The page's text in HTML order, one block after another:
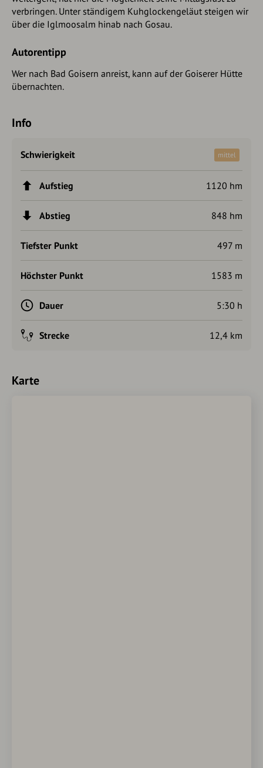
verbringen. Unter ständigem Kuhglockengeläut steigen wir
über die Iglmoosalm hinab nach Gosau.
Autorentipp
Wer nach Bad Goisern anreist, kann auf der Goiserer Hütte
übernachten.
Info
Schwierigkeit mittel
Aufstieg 1120 hm
Abstieg 848 hm
Tiefster Punkt 497 m
Höchster Punkt 1583 m
Dauer 5:30 h
Strecke 12,4 km
Karte